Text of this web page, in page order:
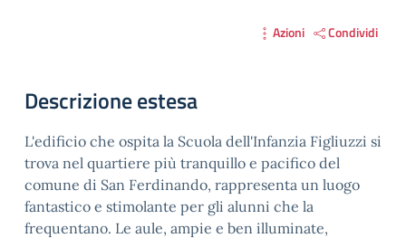
Azioni Condividi
Descrizione estesa
L'edificio che ospita la Scuola dell'Infanzia Figliuzzi si
trova nel quartiere più tranquillo e pacifico del
comune di San Ferdinando, rappresenta un luogo
fantastico e stimolante per gli alunni che la
frequentano. Le aule, ampie e ben illuminate,